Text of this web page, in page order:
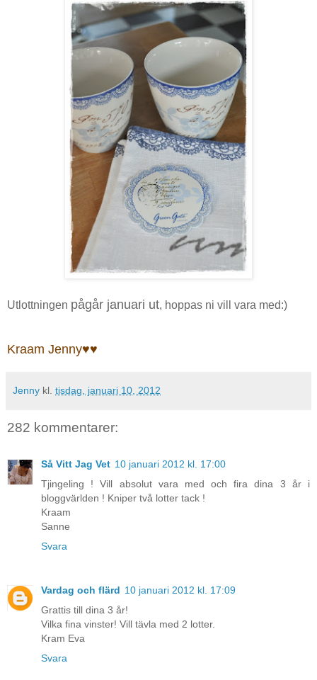
Utlottningen pågår januari ut, hoppas ni vill vara med:)
Kraam Jenny♥♥
Jenny kl. tisdag, januari 10, 2012
282 kommentarer:
Så Vitt Jag Vet 10 januari 2012 kl. 17:00
Tjingeling ! Vill absolut vara med och fira dina 3 år i
bloggvärlden ! Kniper två lotter tack !
Kraam
Sanne
Svara
Vardag och flärd 10 januari 2012 kl. 17:09
Grattis till dina 3 år!
Vilka fina vinster! Vill tävla med 2 lotter.
Kram Eva
Svara